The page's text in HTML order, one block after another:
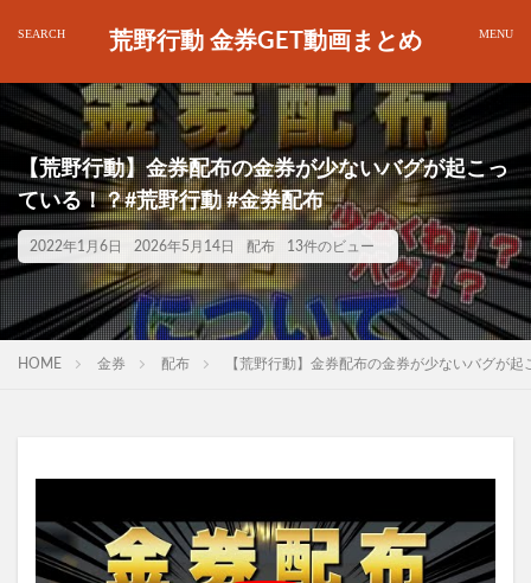
荒野行動 金券GET動画まとめ
【荒野行動】金券配布の金券が少ないバグが起こっ
ている！？#荒野行動 #金券配布
2022年1月6日 2026年5月14日 配布 13件のビュー
HOME 金券 配布 【荒野行動】金券配布の金券が少ないバグが